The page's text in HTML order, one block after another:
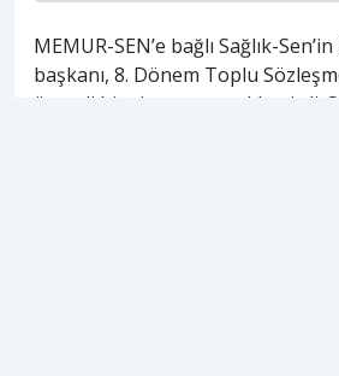
MEMUR-SEN’e bağlı Sağlık-
başkanı, 8. Dönem Toplu
önemli bir ziyaret gerçekleştirdi.